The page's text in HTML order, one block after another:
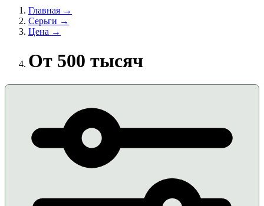
Главная →
Серьги →
Цена →
От 500 тысяч